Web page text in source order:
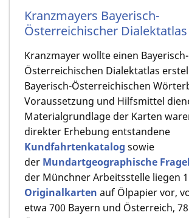
Kranzmayers Bayerisch-
Österreichischer Dialektatlas
Kranzmayer wollte einen Bayerisch-
Österreichischen Dialektatlas
Bayerisch-Österreichischen
Voraussetzung und Hilfsmittel
Material­grund­lage der Karten
direkter Erhebung entstandene
Kundfahrtenkatalog sowie
der Mundartgeographische
der Münchner Arbeitsstelle liegen
Originalkarten auf Ölpapier vor,
etwa 700 Bayern und Österreich,